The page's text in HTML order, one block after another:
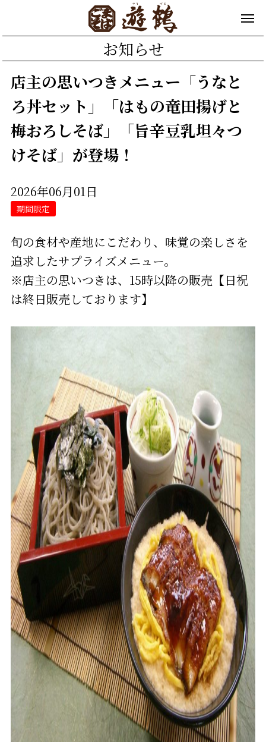
お知らせ
店主の思いつきメニュー「うなと
ろ丼セット」「はもの竜田揚げと
梅おろしそば」「旨辛豆乳坦々つ
けそば」が登場！
2026年06月01日
期間限定
旬の食材や産地にこだわり、味覚の楽しさを
追求したサプライズメニュー。
※店主の思いつきは、15時以降の販売【日祝
は終日販売しております】